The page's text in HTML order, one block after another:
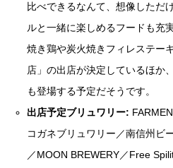
比べできるなんて、想像しただ
ルと一緒に楽しめるフードも充
焼き鶏や炭火焼きフィレステー
店」の出店が決定しているほか
も登場する予定だそうです。
出店予定ブリュワリー:
コガネブリュワリー／南信州ビ
／MOON BREWERY／Free